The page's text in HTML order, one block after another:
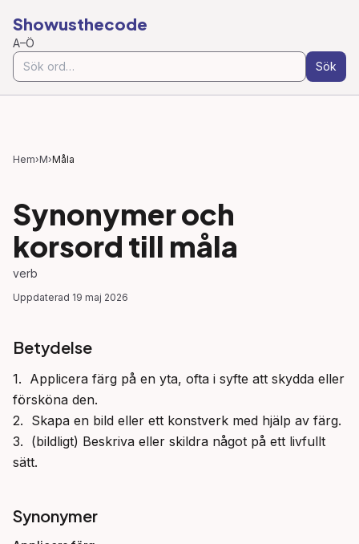
Showusthecode
A–Ö
Sök
Hem›M›Måla
Synonymer och
korsord till måla
verb
Uppdaterad 19 maj 2026
Betydelse
1.  Applicera färg på en yta, ofta i syfte att skydda eller
försköna den.
2.  Skapa en bild eller ett konstverk med hjälp av färg.
3.  (bildligt) Beskriva eller skildra något på ett livfullt
sätt.
Synonymer